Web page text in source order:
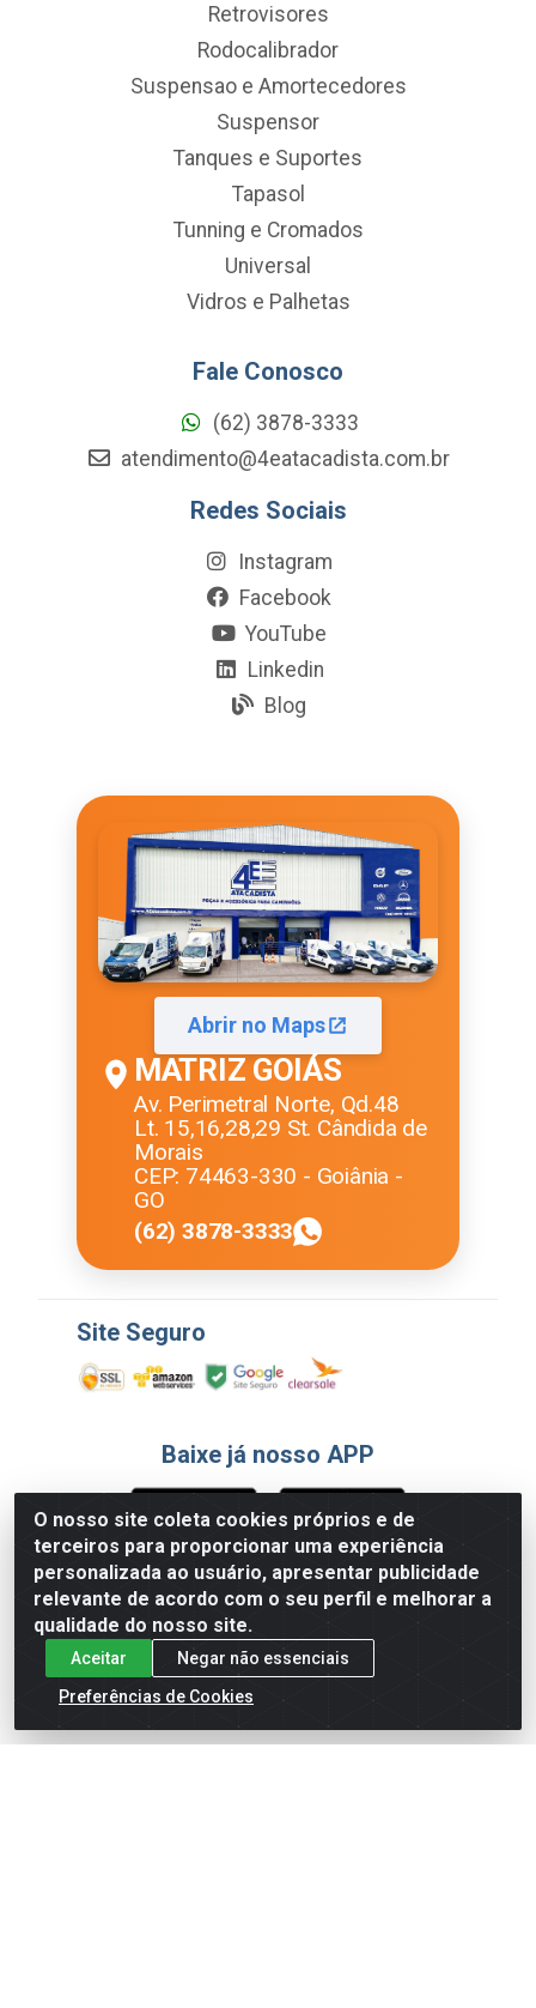
O nosso site coleta cookies próprios e de
terceiros para proporcionar uma experiência
personalizada ao usuário, apresentar publicidade
relevante de acordo com o seu perfil e melhorar a
qualidade do nosso site.
Aceitar
Negar não essenciais
Preferências de Cookies
Retrovisores
Rodocalibrador
Suspensao e Amortecedores
Suspensor
Tanques e Suportes
Tapasol
Tunning e Cromados
Universal
Vidros e Palhetas
Fale Conosco
(62) 3878-3333
atendimento@4eatacadista.com.br
Redes Sociais
Instagram
Facebook
YouTube
Linkedin
Blog
Abrir no Maps
MATRIZ GOIÁS
Av. Perimetral Norte, Qd.48
Lt. 15,16,28,29 St. Cândida de
Morais
CEP: 74463-330 - Goiânia -
GO
(62) 3878-3333
Site Seguro
Baixe já nosso APP
Formas de Pagamento